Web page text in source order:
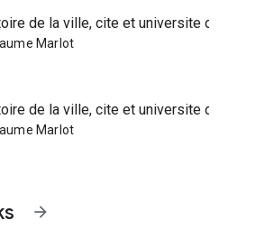
de la ville, cite et universite de Reims
Marlot
de la ville, cite et universite de Reims
Marlot
arrow_forward